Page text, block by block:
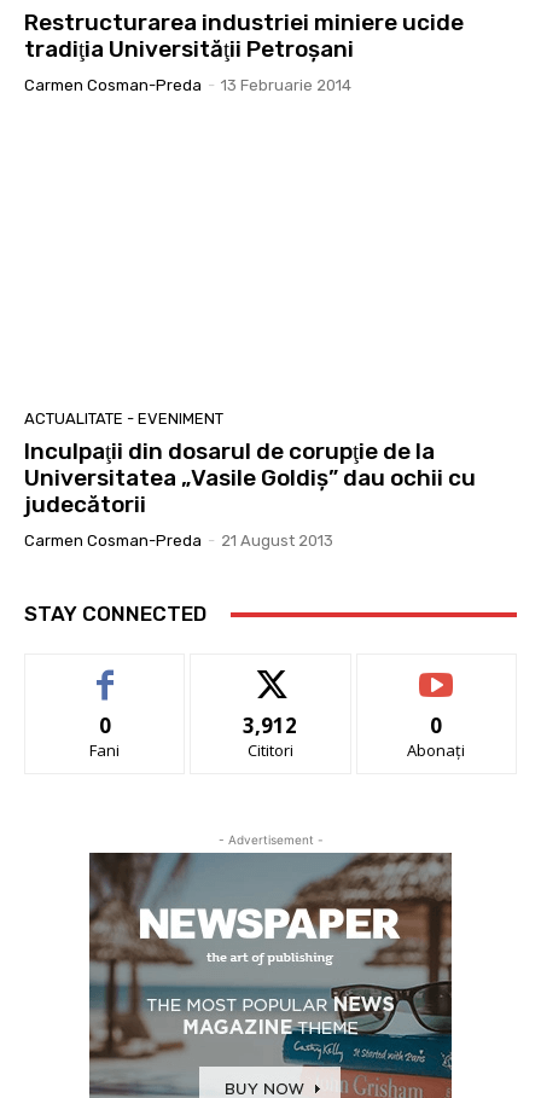
Restructurarea industriei miniere ucide
tradiţia Universităţii Petroşani
Carmen Cosman-Preda - 13 Februarie 2014
ACTUALITATE - EVENIMENT
Inculpaţii din dosarul de corupţie de la
Universitatea „Vasile Goldiş” dau ochii cu
judecătorii
Carmen Cosman-Preda - 21 August 2013
STAY CONNECTED
0
Fani
3,912
Cititori
0
Abonați
- Advertisement -